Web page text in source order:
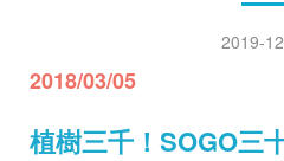
2019-
2018/03/05
植樹三千！SOGO三